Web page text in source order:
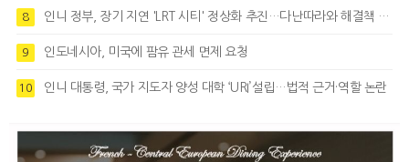
8 인니 정부, 장기 지연 'LRT 시티' 정상화 추진…다난따라와 해결책 모색
9 인도네시아, 미국에 팜유 관세 면제 요청
10 인니 대통령, 국가 지도자 양성 대학 ‘URI’설립…법적 근거·역할 논란